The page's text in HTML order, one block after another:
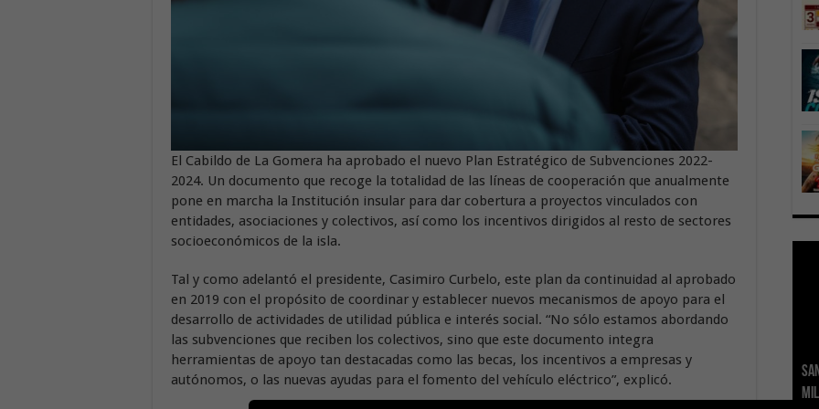
El Cabildo de La Gomera ha aprobado el nuevo Plan Estratégico de Subvenciones 2022-
2024. Un documento que recoge la totalidad de las líneas de cooperación que anualmente
pone en marcha la Institución insular para dar cobertura a proyectos vinculados con
entidades, asociaciones y colectivos, así como los incentivos dirigidos al resto de sectores
socioeconómicos de la isla.
Tal y como adelantó el presidente, Casimiro Curbelo, este plan da continuidad al aprobado
en 2019 con el propósito de coordinar y establecer nuevos mecanismos de apoyo para el
desarrollo de actividades de utilidad pública e interés social. “No sólo estamos abordando
las subvenciones que reciben los colectivos, sino que este documento integra
herramientas de apoyo tan destacadas como las becas, los incentivos a empresas y
autónomos, o las nuevas ayudas para el fomento del vehículo eléctrico”, explicó.
El